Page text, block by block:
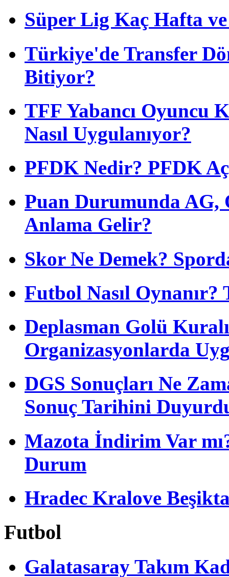
Süper Lig Kaç Hafta
Türkiye'de Transfer
Bitiyor?
TFF Yabancı Oyuncu
Nasıl Uygulanıyor?
PFDK Nedir? PFDK
Puan Durumunda AG,
Anlama Gelir?
Skor Ne Demek?
Futbol Nasıl
Deplasman Golü
Organizasyonlarda
DGS Sonuçları Ne
Sonuç Tarihini
Mazota İndirim Var
Durum
Hradec Kralove
Futbol
Galatasaray Takım